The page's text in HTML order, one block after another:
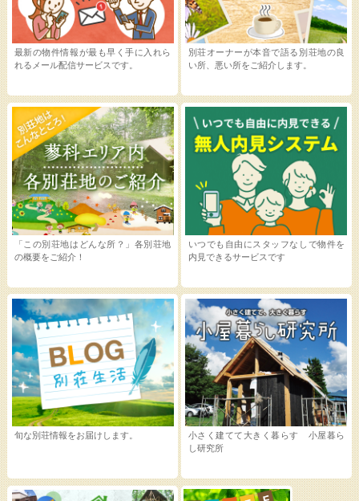
いつでも自由にスタッフなしで物件を
内見できるサービスです
旬な別荘情報をお届けします。
最新の物件情報が最も早く手に入れら
れるメール配信サービスです。
小さく建てて大きく暮らす 小屋暮ら
し研究所
別荘オーナーが本音で語る別荘地の良
い所、悪い所をご紹介します。
「この別荘地はどんな所？」各別荘地
の概要をご紹介！